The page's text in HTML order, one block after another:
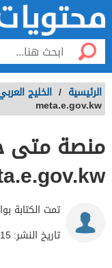
الرئيسية / الخليج
meta.e.gov.kw
منصة متى
تمت الكتابة
تاريخ النشر:15 ديسمبر 2024 - 12:16م